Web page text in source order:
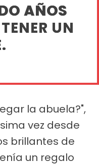
AÑOS
UN
la abuela?",
vez desde
brillantes de
un regalo